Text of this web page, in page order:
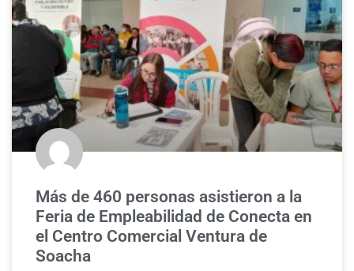
Más de 460 personas asistieron a la
Feria de Empleabilidad de Conecta en
el Centro Comercial Ventura de
Soacha